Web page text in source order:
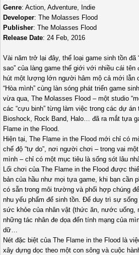
Genre: Action, Adventure, Indie
Developer: The Molasses Flood
Publisher: The Molasses Flood
Release Date: 24 Feb, 2016
Vài năm trở lại đây, thể loại game sinh tồn đã
sao” của làng game thế giới với nhiều cái tên
hút một lượng lớn người hâm mộ cả mới lẫn
“Hòa mình” cùng làn sóng phát triển game
vừa qua, The Molasses Flood – một studio
các “cựu binh” từng làm việc trong các dự án
Bioshock, Rock Band, Halo… đã ra mắt tựa
Flame in the Flood.
Hiện tại, The Flame in the Flood mới chỉ có
chế độ “tự do”, nơi người chơi – trong vai
mình – chỉ có một mục tiêu là sống sót lâu
Lối chơi của The Flame in the Flood được
bản của hầu như mọi tựa game, khi bạn cần
có sẵn trong môi trường và phối hợp chúng
nhu yếu phẩm để sinh tồn. Để duy trì sự
sức khỏe của nhân vật (thức ăn, nước uống,
những tác nhân đe dọa đến tính mạng của
dữ…
Nét đặc biệt của The Flame in the Flood là
xây dựng dọc theo một con sông và cuộc